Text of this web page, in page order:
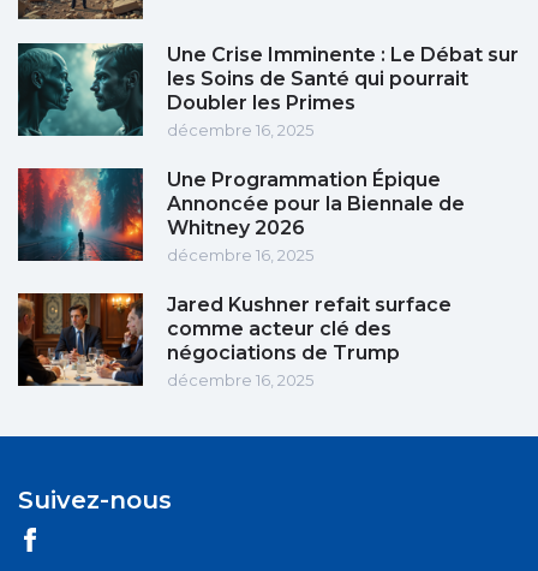
Une Crise Imminente : Le Débat sur
les Soins de Santé qui pourrait
Doubler les Primes
décembre 16, 2025
Une Programmation Épique
Annoncée pour la Biennale de
Whitney 2026
décembre 16, 2025
Jared Kushner refait surface
comme acteur clé des
négociations de Trump
décembre 16, 2025
Suivez-nous